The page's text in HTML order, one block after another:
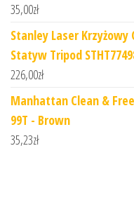
35,00zł
Stanley Laser
Statyw Tripod
226,00zł
Manhattan Clean &
99T - Brown
35,23zł